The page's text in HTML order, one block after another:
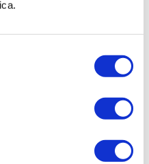
registraciji u